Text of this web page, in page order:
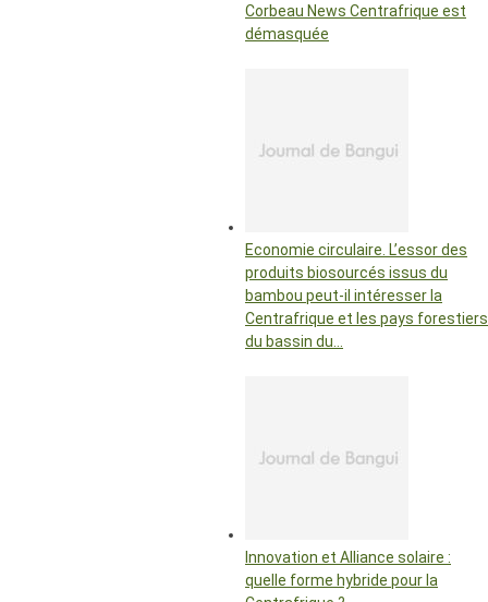
Corbeau News Centrafrique est
démasquée
Economie circulaire. L’essor des
produits biosourcés issus du
bambou peut-il intéresser la
Centrafrique et les pays forestiers
du bassin du…
Innovation et Alliance solaire :
quelle forme hybride pour la